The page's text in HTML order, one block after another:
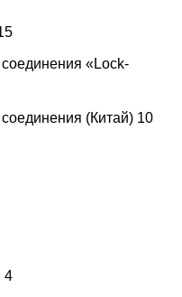
«Lock-
(Китай) 10
4